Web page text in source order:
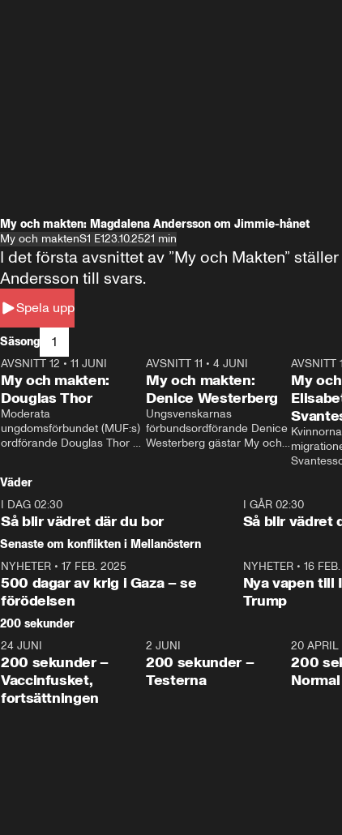
My och makten: Magdalena Andersson om Jimmie-hånet
My och maktenS1 E123.10.2521 min
Spela upp
I det första avsnittet av ”My och Makten”
Andersson till svars.
Säsong 1
26:27
AVSNITT 12 • 11 JUNI
My och makten:
Douglas Thor
Moderata
ungdomsförbundet (MUF:s)
ordförande Douglas Thor
tonårsutvisningarna och hur
Moderaterna ska locka
väljare till valet i höst.
23:40
AVSNITT 11 •4 JUNI
My och makten:
Denice Westerberg
Ungsvenskarnas
förbundsordförande Denice
Westerberg gästar My och
AVSNITT
My
Väder
I DAG 02:30
Så blir vädret där du bor
I GÅR 02:30
Så blir vädret
Senaste om konflikten i Mellanöstern
NYHETER • 17 FEB. 2025
500 dagar av krig i Gaza – se
förödelsen
NYHETER• 16
Nya vapen till
Trump
200 sekunder
5:00
24 JUNI
200 sekunder –
Vaccinfusket,
fortsättningen
4:23
2 JUNI
200 sekunder –
Testerna
20 APRIL
200
Normal